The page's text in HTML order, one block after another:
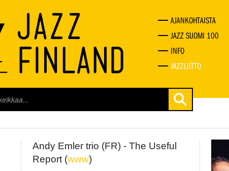
AJANKOHTAISTA
JAZZ SUOMI 100
INFO
JAZZLIITTO
Andy Emler trio (FR) - The Useful
Report (www)